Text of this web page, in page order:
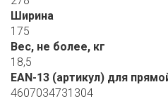
Ширина
175
Вес, не более, кг
18,5
EAN-13 (артикул) для
4607034731304